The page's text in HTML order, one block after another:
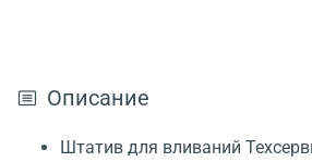
Описание
Штатив для вливаний